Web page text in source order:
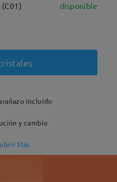
disponible
incluído
y cambio
Más